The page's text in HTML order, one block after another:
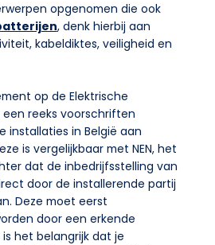
opgenomen die ook
, denk hierbij aan
kabeldiktes, veiligheid en
op de Elektrische
een reeks voorschriften
installaties in België aan
is vergelijkbaar met NEN, het
dat de inbedrijfsstelling van
door de installerende partij
Deze moet eerst
door een erkende
het belangrijk dat je